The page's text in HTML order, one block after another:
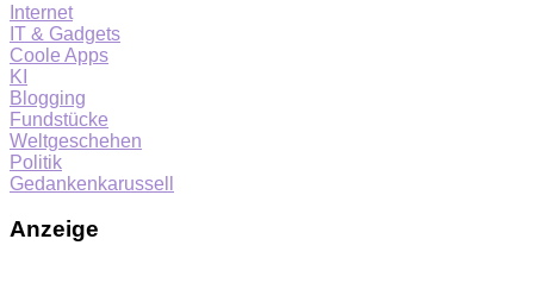
Internet
IT & Gadgets
Coole Apps
KI
Blogging
Fundstücke
Weltgeschehen
Politik
Gedankenkarussell
Anzeige